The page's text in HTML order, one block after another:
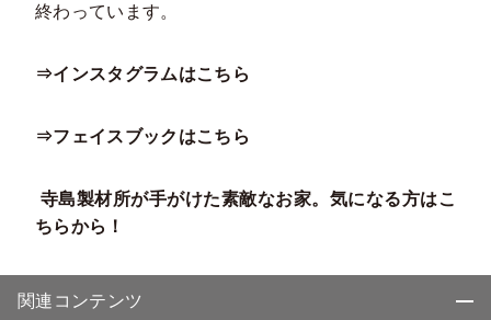
終わっています。
⇒インスタグラムはこちら
⇒フェイスブックはこちら
寺島製材所が手がけた素敵なお家。気になる方はこ
ちらから！
関連コンテンツ